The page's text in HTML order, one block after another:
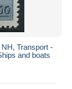
Transport -
and boats